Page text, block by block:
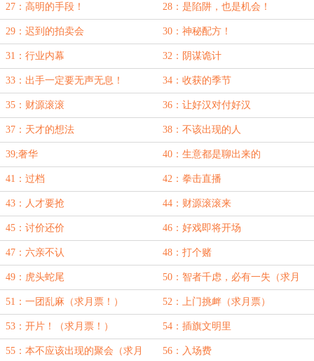
27：高明的手段！ 28：是陷阱，也是机会！
29：迟到的拍卖会 30：神秘配方！
31：行业内幕 32：阴谋诡计
33：出手一定要无声无息！ 34：收获的季节
35：财源滚滚 36：让好汉对付好汉
37：天才的想法 38：不该出现的人
39;奢华 40：生意都是聊出来的
41：过档 42：拳击直播
43：人才要抢 44：财源滚滚来
45：讨价还价 46：好戏即将开场
47：六亲不认 48：打个赌
49：虎头蛇尾 50：智者千虑，必有一失（求月
票）
51：一团乱麻（求月票！） 52：上门挑衅（求月票）
53：开片！（求月票！） 54：插旗文明里
55：本不应该出现的聚会（求月 56：入场费